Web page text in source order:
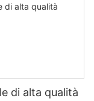
di alta qualità